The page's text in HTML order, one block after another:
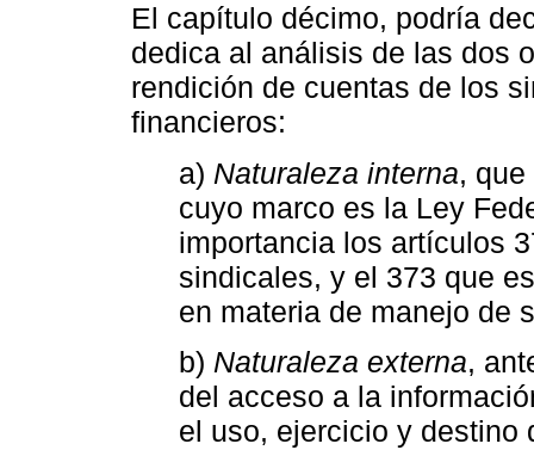
El capítulo décimo, podría
dedica al análisis de las dos
rendición de cuentas de los
financieros:
a) Naturaleza interna,
cuyo marco es la Ley
importancia los artículos
sindicales, y el 373 que
en materia de manejo de
b) Naturaleza externa,
del acceso a la
el uso, ejercicio y destino